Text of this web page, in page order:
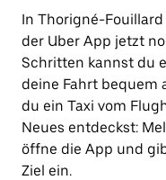
In Thorigné-
der Uber App jetzt
Schritten kannst du
deine Fahrt bequem
du ein Taxi vom
Neues entdeckst:
öffne die App und
Ziel ein.